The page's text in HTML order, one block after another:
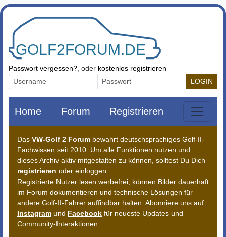
Zum Inhalt springen
Passwort vergessen? , oder kostenlos registrieren
LOGIN
Home Forum Registrieren
Das VW-Golf 2 Forum bewahrt deutschsprachiges Golf-II-
Fachwissen seit 2010. Um alle Funktionen nutzen und
dieses Archiv aktiv mitgestalten zu können, solltest Du Dich
registrieren oder einloggen.
Registrierte Nutzer lesen werbefrei, können Bilder dauerhaft
im Forum dokumentieren und technische Lösungen für
andere Golf-II-Fahrer auffindbar halten. Abonniere uns auf
Instagram und Facebook für neueste Updates und
Community-Interaktionen.